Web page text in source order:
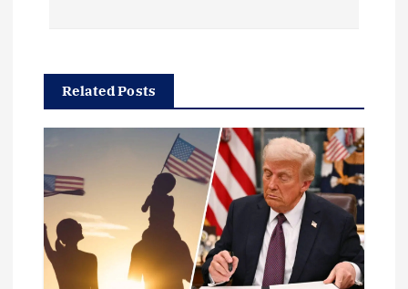
c
ó
n
d
Related Posts